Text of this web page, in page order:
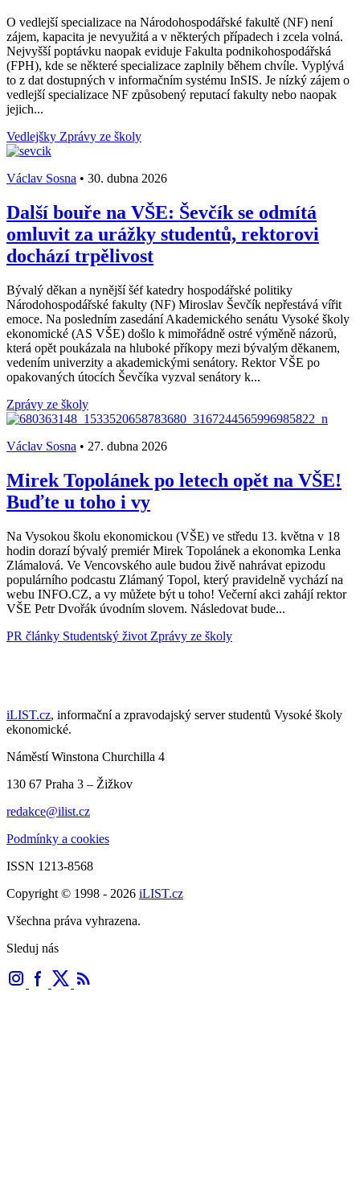
O vedlejší specializace na Národohospodářské fakultě (NF) není
zájem, kapacita je nevyužitá a v některých případech i zcela volná.
Nejvyšší poptávku naopak eviduje Fakulta podnikohospodářská
(FPH), kde se některé specializace zaplnily během chvíle. Vyplývá
to z dat dostupných v informačním systému InSIS. Je nízký zájem o
vedlejší specializace NF způsobený reputací fakulty nebo naopak
jejich...
Vedlejšky Zprávy ze školy
Václav Sosna • 30. dubna 2026
Další bouře na VŠE: Ševčík se odmítá
omluvit za urážky studentů, rektorovi
dochází trpělivost
Bývalý děkan a nynější šéf katedry hospodářské politiky
Národohospodářské fakulty (NF) Miroslav Ševčík nepřestává vířit
emoce. Na posledním zasedání Akademického senátu Vysoké školy
ekonomické (AS VŠE) došlo k mimořádně ostré výměně názorů,
která opět poukázala na hluboké příkopy mezi bývalým děkanem,
vedením univerzity a akademickými senátory. Rektor VŠE po
opakovaných útocích Ševčíka vyzval senátory k...
Zprávy ze školy
Václav Sosna • 27. dubna 2026
Mirek Topolánek po letech opět na VŠE!
Buďte u toho i vy
Na Vysokou školu ekonomickou (VŠE) ve středu 13. května v 18
hodin dorazí bývalý premiér Mirek Topolánek a ekonomka Lenka
Zlámalová. Ve Vencovského aule budou živě nahrávat epizodu
populárního podcastu Zlámaný Topol, který pravidelně vychází na
webu INFO.CZ, a vy můžete být u toho! Večerní akci zahájí rektor
VŠE Petr Dvořák úvodním slovem. Následovat bude...
PR články Studentský život Zprávy ze školy
iLIST.cz, informační a zpravodajský server studentů Vysoké školy
ekonomické.
Náměstí Winstona Churchilla 4
130 67 Praha 3 – Žižkov
redakce@ilist.cz
Podmínky a cookies
ISSN 1213-8568
Copyright © 1998 - 2026 iLIST.cz
Všechna práva vyhrazena.
Sleduj nás